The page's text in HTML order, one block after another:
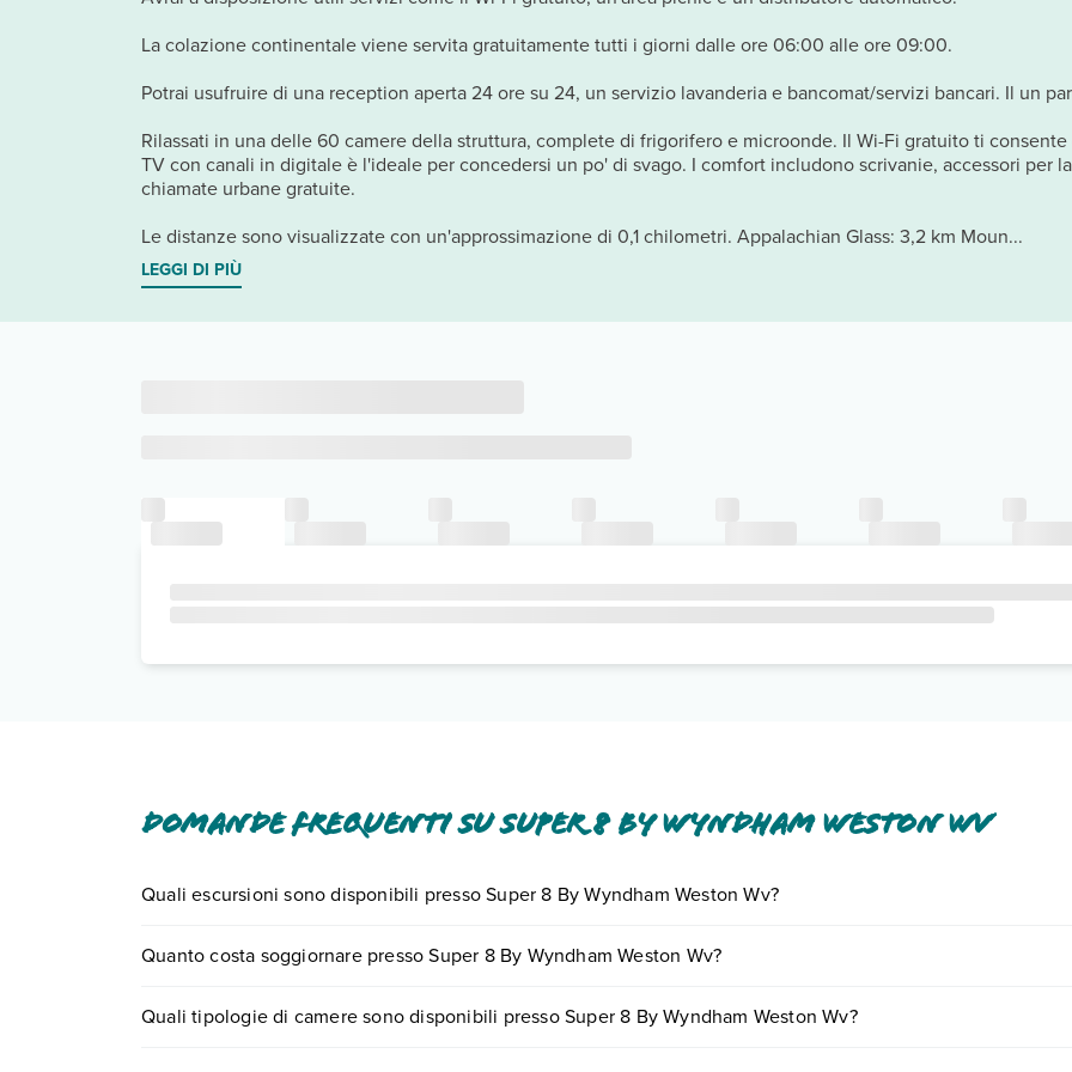
La colazione continentale viene servita gratuitamente tutti i giorni dalle ore 06:00 alle ore 09:00.
Potrai usufruire di una reception aperta 24 ore su 24, un servizio lavanderia e bancomat/servizi bancari. Il un
Rilassati in una delle 60 camere della struttura, complete di frigorifero e microonde. Il Wi-Fi gratuito ti
TV con canali in digitale è l'ideale per concedersi un po' di svago. I comfort includono scrivanie, accessori per
chiamate urbane gratuite.
Le distanze sono visualizzate con un'approssimazione di 0,1 chilometri. Appalachian Glass: 3,2 km Moun...
LEGGI DI PIÙ
Domande frequenti su Super 8 By Wyndham Weston Wv
Quali escursioni sono disponibili presso Super 8 By Wyndham Weston Wv?
il numero 0721.17231 oprenotando un appuntamento.
Quanto costa soggiornare presso Super 8 By Wyndham Weston Wv?
ricerca e scegli quando partire.
Quali tipologie di camere sono disponibili presso Super 8 By Wyndham Weston Wv?